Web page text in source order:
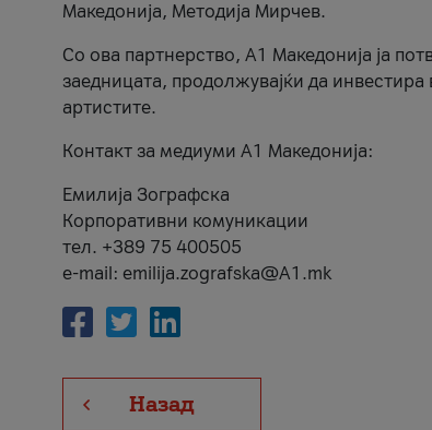
Македонија, Методија Мирчев.
Со ова партнерство, A1 Македонија ја
заедницата, продолжувајќи да
артистите.
Контакт за медиуми А1 Македонија:
Емилија Зографска
Корпоративни комуникации
тел. +389 75 400505
e-mail: emilija.zografska@A1.mk
Назад